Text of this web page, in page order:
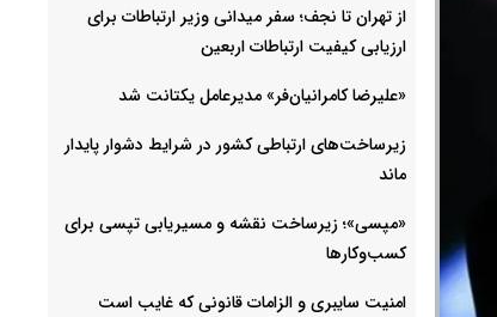
از تهران تا نجف؛ سفر میدانی وزیر ارتباطات برای
ارزیابی کیفیت ارتباطات اربعین
«علیرضا کامرانیان‌فر» مدیرعامل یکتانت شد
زیرساخت‌های ارتباطی کشور در شرایط دشوار پایدار
ماند
«مپسی»؛ زیرساخت نقشه و مسیریابی تپسی برای
کسب‌وکارها
امنیت سایبری و الزامات قانونی که غایب است